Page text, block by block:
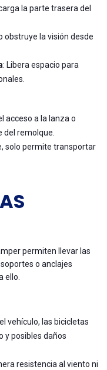
la parte trasera del
obstruye la visión desde
: Libera espacio para
acceso a la lanza o
remolque.
solo permite transportar
permiten llevar las
o anclajes
ello.
vehículo, las bicicletas
y posibles daños
resistencia al viento ni